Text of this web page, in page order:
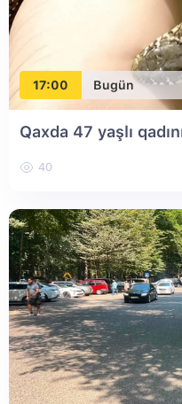
17:00 Bugün
Qaxda 47 yaşlı
40